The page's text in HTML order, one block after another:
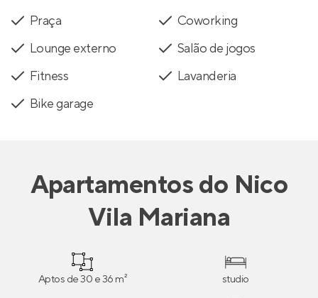
Praça
Coworking
Lounge externo
Salão de jogos
Fitness
Lavanderia
Bike garage
Apartamentosdo Nico
Vila Mariana
Aptos de 30 e 36 m² studio